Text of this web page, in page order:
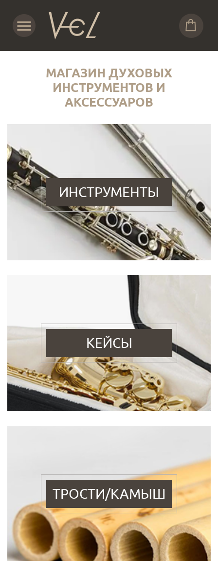
МАГАЗИН ДУХОВЫХ
ИНСТРУМЕНТОВ И
АКСЕССУАРОВ
ИНСТРУМЕНТЫ
КЕЙСЫ
ТРОСТИ/КАМЫШ